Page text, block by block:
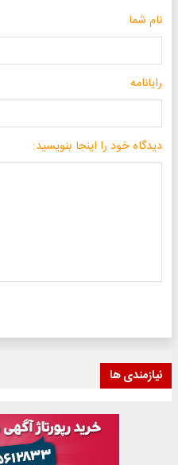
نام شما
رایانامه
دیدگاه خود را اینجا بنویسید:
نیازمندی ها